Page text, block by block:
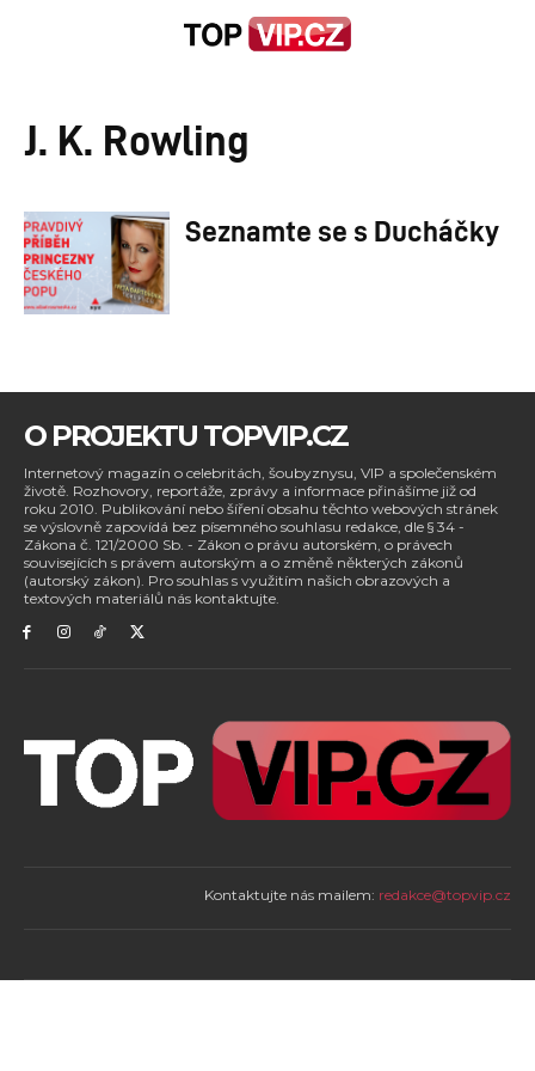
J. K. Rowling
Seznamte se s Ducháčky
O PROJEKTU TOPVIP.CZ
Internetový magazín o celebritách, šoubyznysu, VIP a společenském
životě. Rozhovory, reportáže, zprávy a informace přinášíme již od
roku 2010. Publikování nebo šíření obsahu těchto webových stránek
se výslovně zapovídá bez písemného souhlasu redakce, dle § 34 -
Zákona č. 121/2000 Sb. - Zákon o právu autorském, o právech
souvisejících s právem autorským a o změně některých zákonů
(autorský zákon). Pro souhlas s využitím našich obrazových a
textových materiálů nás kontaktujte.
Kontaktujte nás mailem: redakce@topvip.cz